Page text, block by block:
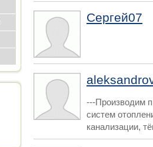
Сергей07
---Производим
систем
канализации,